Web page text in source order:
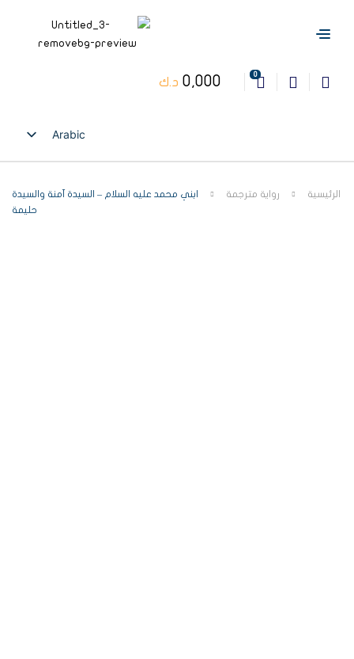
0
0,000 د.ك
Arabic
English
الرئيسية رواية مترجمة
ابني محمد عليه السلام – السيدة آمنة والسيدة
حليمة